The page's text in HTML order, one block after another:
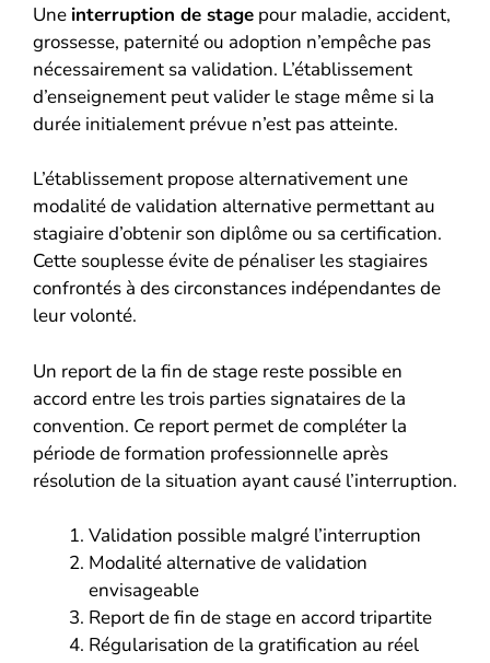
Une interruption de stage pour maladie, accident,
grossesse, paternité ou adoption n’empêche pas
nécessairement sa validation. L’établissement
d’enseignement peut valider le stage même si la
durée initialement prévue n’est pas atteinte.
L’établissement propose alternativement une
modalité de validation alternative permettant au
stagiaire d’obtenir son diplôme ou sa certification.
Cette souplesse évite de pénaliser les stagiaires
confrontés à des circonstances indépendantes de
leur volonté.
Un report de la fin de stage reste possible en
accord entre les trois parties signataires de la
convention. Ce report permet de compléter la
période de formation professionnelle après
résolution de la situation ayant causé l’interruption.
Validation possible malgré l’interruption
Modalité alternative de validation
envisageable
Report de fin de stage en accord tripartite
Régularisation de la gratification au réel